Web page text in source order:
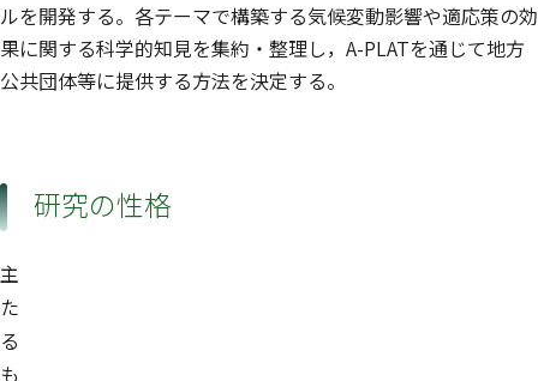
ルを開発する。各テーマで構築する気候変動影響や適応策の効
果に関する科学的知見を集約・整理し，A-PLATを通じて地方
公共団体等に提供する方法を決定する。
研究の性格
主
た
る
も